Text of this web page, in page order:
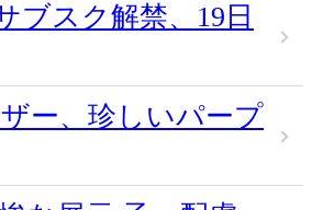
ブスク解禁、19日
ー、珍しいパープ